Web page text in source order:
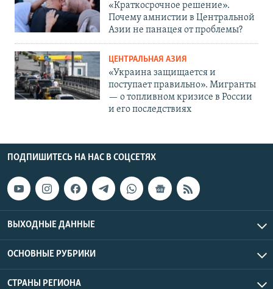
«Краткосрочное решение».
Почему амнистии в Центральной
Азии не панацея от проблемы?
ЦЕНТРАЛЬНАЯ АЗИЯ
«Украина защищается и
поступает правильно». Мигранты
— о топливном кризисе в России
и его последствиях
ПОДПИШИТЕСЬ НА НАС В СОЦСЕТЯХ
ВЫХОДНЫЕ ДАННЫЕ
ОСНОВНЫЕ РУБРИКИ
СТРАНЫ РЕГИОНА